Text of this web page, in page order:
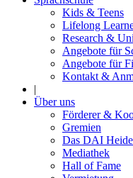
Kids & Teens
Lifelong
Research &
Angebote für
Angebote für
Kontakt &
|
Über uns
Förderer &
Gremien
Das DAI
Mediathek
Hall of Fame